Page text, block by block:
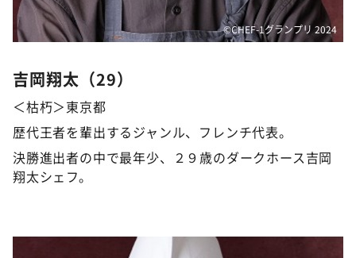
©️CHEF-1グランプリ 2024
吉岡翔太（29）
＜枯朽＞東京都
歴代王者を輩出するジャンル、フレンチ代表。
決勝進出者の中で最年少、２９歳のダークホース吉岡
翔太シェフ。